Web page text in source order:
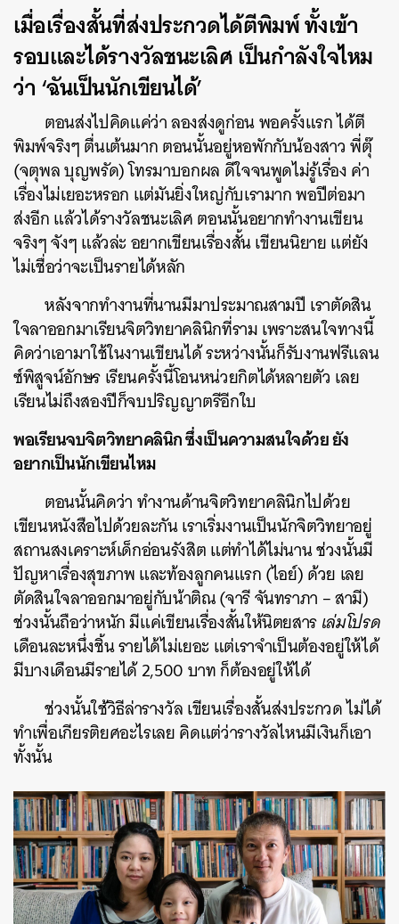
เมื่อเรื่องสั้นที่ส่งประกวดได้ตีพิมพ์ ทั้งเข้า
รอบและได้รางวัลชนะเลิศ เป็นกำลังใจไหม
ว่า ‘ฉันเป็นนักเขียนได้’
ตอนส่งไปคิดแค่ว่า ลองส่งดูก่อน พอครั้งแรก ได้ตี
พิมพ์จริงๆ ตื่นเต้นมาก ตอนนั้นอยู่หอพักกับน้องสาว พี่ตุ๊
(จตุพล บุญพรัด) โทรมาบอกผล ดีใจจนพูดไม่รู้เรื่อง ค่า
เรื่องไม่เยอะหรอก แต่มันยิ่งใหญ่กับเรามาก พอปีต่อมา
ส่งอีก แล้วได้รางวัลชนะเลิศ ตอนนั้นอยากทำงานเขียน
จริงๆ จังๆ แล้วล่ะ อยากเขียนเรื่องสั้น เขียนนิยาย แต่ยัง
ไม่เชื่อว่าจะเป็นรายได้หลัก
หลังจากทำงานที่นานมีมาประมาณสามปี เราตัดสิน
ใจลาออกมาเรียนจิตวิทยาคลินิกที่ราม เพราะสนใจทางนี้
คิดว่าเอามาใช้ในงานเขียนได้ ระหว่างนั้นก็รับงานฟรีแลน
ซ์พิสูจน์อักษร เรียนครั้งนี้โอนหน่วยกิตได้หลายตัว เลย
เรียนไม่ถึงสองปีก็จบปริญญาตรีอีกใบ
พอเรียนจบจิตวิทยาคลินิก ซึ่งเป็นความสนใจด้วย ยัง
อยากเป็นนักเขียนไหม
ตอนนั้นคิดว่า ทำงานด้านจิตวิทยาคลินิกไปด้วย
เขียนหนังสือไปด้วยละกัน เราเริ่มงานเป็นนักจิตวิทยาอยู่
สถานสงเคราะห์เด็กอ่อนรังสิต แต่ทำได้ไม่นาน ช่วงนั้นมี
ปัญหาเรื่องสุขภาพ และท้องลูกคนแรก (ไอย์) ด้วย เลย
ตัดสินใจลาออกมาอยู่กับน้าติณ (จารี จันทราภา – สามี)
ช่วงนั้นถือว่าหนัก มีแค่เขียนเรื่องสั้นให้นิตยสารเล่มโปรด
เดือนละหนึ่งชิ้น รายได้ไม่เยอะ แต่เราจำเป็นต้องอยู่ให้ได้
มีบางเดือนมีรายได้ 2,500 บาท ก็ต้องอยู่ให้ได้
ช่วงนั้นใช้วิธีล่ารางวัล เขียนเรื่องสั้นส่งประกวด ไม่ได้
ทำเพื่อเกียรติยศอะไรเลย คิดแต่ว่ารางวัลไหนมีเงินก็เอา
ทั้งนั้น